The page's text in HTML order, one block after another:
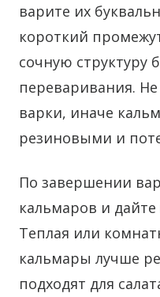
варите их
короткий
сочную структуру
переваривания.
варки, иначе
резиновыми и
По завершении
кальмаров и
Теплая или
кальмары лучше
подходят для